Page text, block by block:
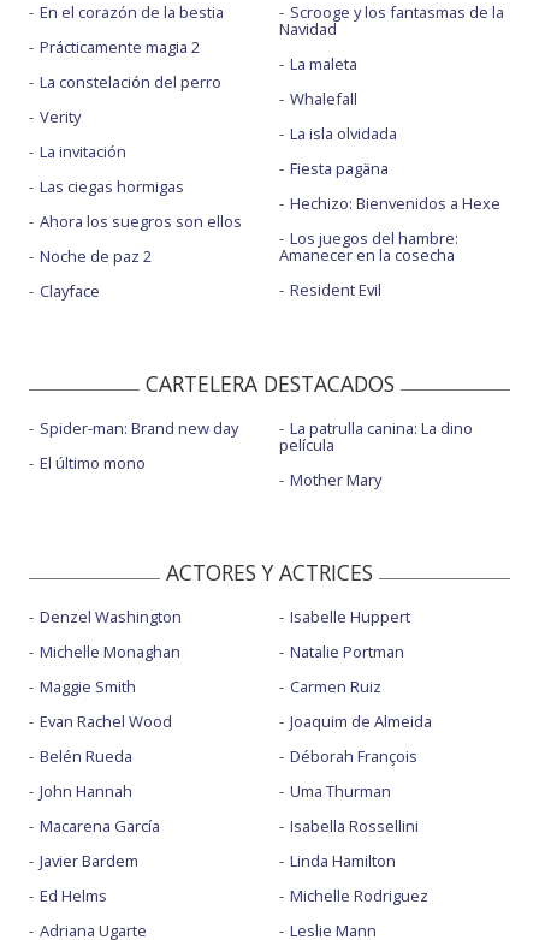
En el corazón de la bestia
Prácticamente magia 2
La constelación del perro
Verity
La invitación
Las ciegas hormigas
Ahora los suegros son ellos
Noche de paz 2
Clayface
Scrooge y los fantasmas de la
Navidad
La maleta
Whalefall
La isla olvidada
Fiesta pagäna
Hechizo: Bienvenidos a Hexe
Los juegos del hambre:
Amanecer en la cosecha
Resident Evil
CARTELERA DESTACADOS
Spider-man: Brand new day
El último mono
La patrulla canina: La dino
película
Mother Mary
ACTORES Y ACTRICES
Denzel Washington
Michelle Monaghan
Maggie Smith
Evan Rachel Wood
Belén Rueda
John Hannah
Macarena García
Javier Bardem
Ed Helms
Adriana Ugarte
Isabelle Huppert
Natalie Portman
Carmen Ruiz
Joaquim de Almeida
Déborah François
Uma Thurman
Isabella Rossellini
Linda Hamilton
Michelle Rodriguez
Leslie Mann